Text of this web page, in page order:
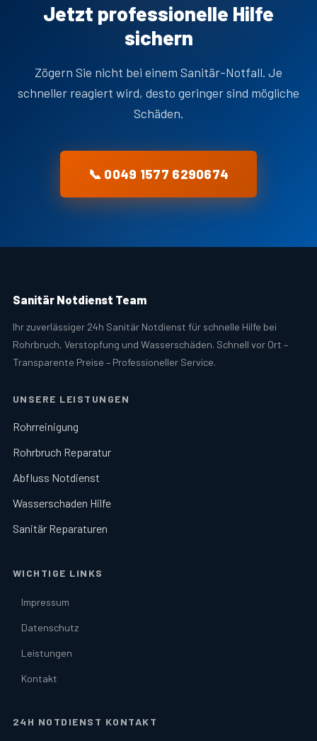
Jetzt professionelle Hilfe
sichern
Zögern Sie nicht bei einem Sanitär-Notfall. Je
schneller reagiert wird, desto geringer sind mögliche
Schäden.
📞 0049 1577 6290674
Sanitär Notdienst Team
Ihr zuverlässiger 24h Sanitär Notdienst für schnelle Hilfe bei
Rohrbruch, Verstopfung und Wasserschäden. Schnell vor Ort –
Transparente Preise – Professioneller Service.
UNSERE LEISTUNGEN
Rohrreinigung
Rohrbruch Reparatur
Abfluss Notdienst
Wasserschaden Hilfe
Sanitär Reparaturen
WICHTIGE LINKS
Impressum
Datenschutz
Leistungen
Kontakt
24H NOTDIENST KONTAKT